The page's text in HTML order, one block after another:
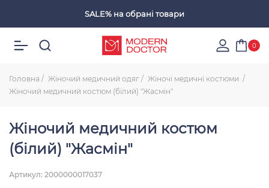
SALE% на обрані товари
0
Головна Жіночий медичний одяг
Жіночі медичні костюми
Жіночий медичний костюм (білий) "Жасмін"
Жіночий медичний костюм
(білий) "Жасмін"
Артикул: 2000000017037
Обрані товари